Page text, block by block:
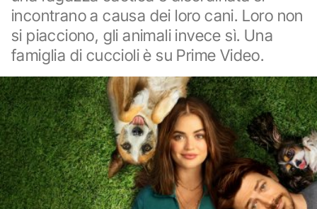
incontrano a causa dei loro cani. Loro non
si piacciono, gli animali invece sì. Una
famiglia di cuccioli è su Prime Video.